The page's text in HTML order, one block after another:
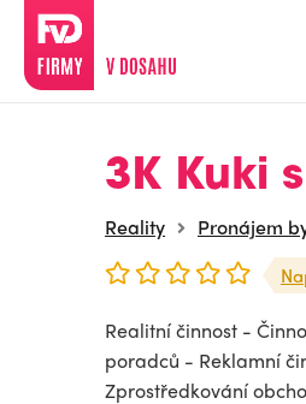
3K Kuki
Reality Pronájem
Realitní činnost -
poradců - Reklamní
Zprostředkování